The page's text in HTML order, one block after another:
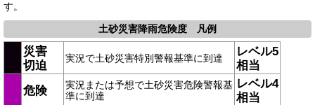
す。
土砂災害降雨危険度 凡例
災害
切迫
実況で土砂災害特別警報基準に到達
レベル5
相当
危険
実況または予想で土砂災害危険警報基
準に到達
レベル4
相当